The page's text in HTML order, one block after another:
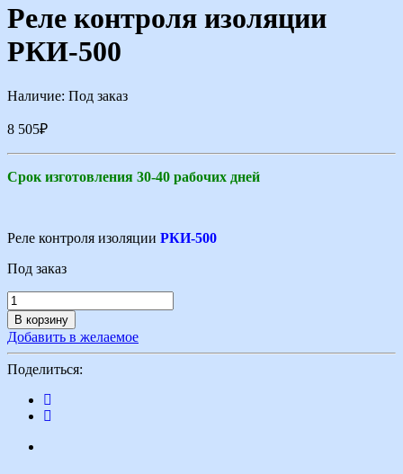
Реле контроля изоляции
РКИ-500
Наличие: Под заказ
8 505₽
Срок изготовления 30-40 рабочих дней
Реле контроля изоляции РКИ-500
Под заказ
В корзину
Добавить в желаемое
Поделиться: